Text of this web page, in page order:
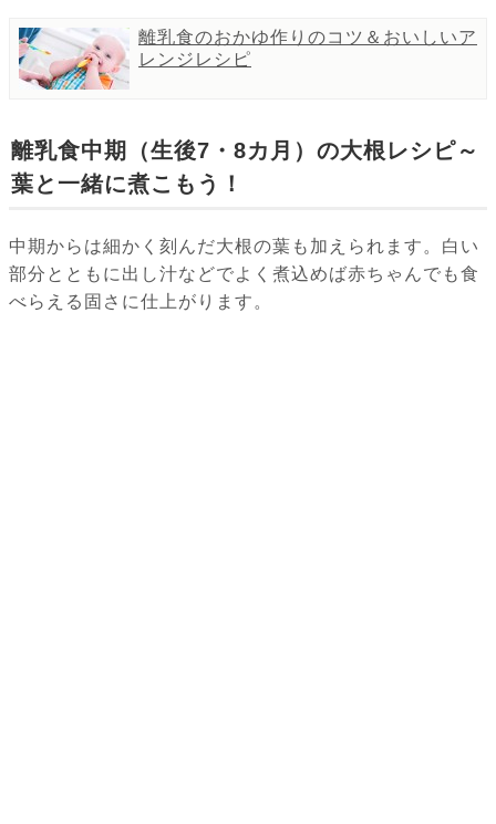
離乳食のおかゆ作りのコツ＆おいしいア
レンジレシピ
離乳食中期（生後7・8カ月）の大根レシピ～
葉と一緒に煮こもう！
中期からは細かく刻んだ大根の葉も加えられます。白い
部分とともに出し汁などでよく煮込めば赤ちゃんでも食
べらえる固さに仕上がります。